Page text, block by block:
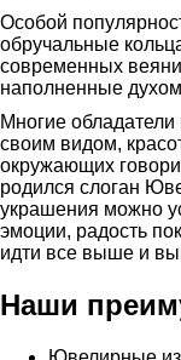
Особой
обручальные
современных
наполненные
Многие
своим видом,
окружающих
родился слоган
украшения можно
эмоции, радость
идти все выше и
Наши